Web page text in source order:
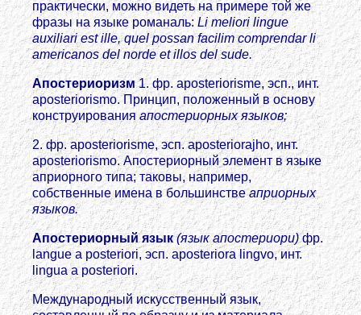
практически, можно видеть на примере той же
фразы на языке романаль: Li meliori lingue
auxiliari est ille, quel possan facilim comprendar li
americanos del norde et illos del sude.
Апостериоризм1. фр. aposteriorisme, эсп., инт.
aposteriorismo. Принцип, положенный в основу
конструированияапостериорных языков;
2. фр. aposteriorisme, эсп. aposteriorajho, инт.
aposteriorismo. Апостериорный элемент в языке
априорного типа; таковы, например,
собственные имена в большинствеаприорных
языков.
Апостериорный язык (язык апостериори)фр.
langue a posteriori, эсп. aposteriora lingvo, инт.
lingua a posteriori.
Международный искусственный язык,